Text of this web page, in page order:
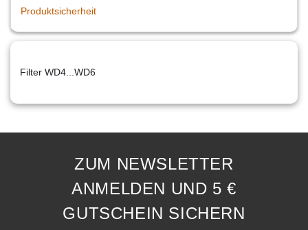
Produktsicherheit
Filter WD4...WD6
ZUM NEWSLETTER
ANMELDEN UND 5 €
GUTSCHEIN SICHERN